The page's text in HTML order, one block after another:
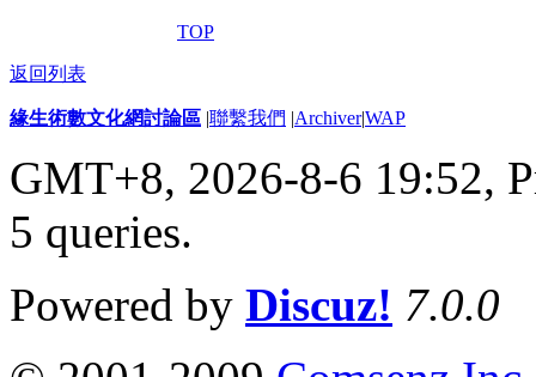
TOP
返回列表
緣生術數文化網討論區 |聯繫我們 |Archiver|WAP
GMT+8, 2026-8-6 19:52,
5 queries.
Powered by Discuz! 7.0.0